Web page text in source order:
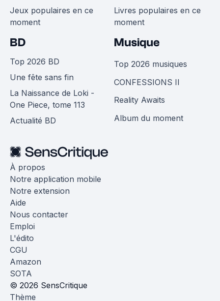
Jeux populaires en ce
moment
Livres populaires en ce
moment
BD
Top 2026 BD
Une fête sans fin
La Naissance de Loki -
One Piece, tome 113
Actualité BD
Musique
Top 2026 musiques
CONFESSIONS II
Reality Awaits
Album du moment
À propos
Notre application mobile
Notre extension
Aide
Nous contacter
Emploi
L'édito
CGU
Amazon
SOTA
© 2026 SensCritique
Thème